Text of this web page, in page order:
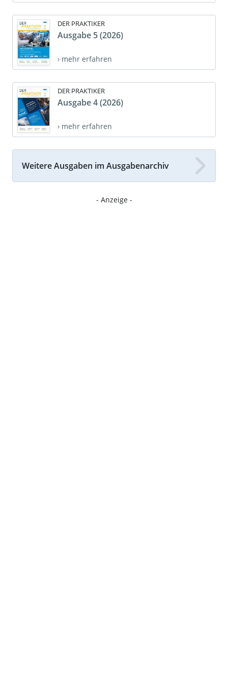
DER PRAKTIKER
Ausgabe 5 (2026)
› mehr erfahren
DER PRAKTIKER
Ausgabe 4 (2026)
› mehr erfahren
Weitere Ausgaben im Ausgabenarchiv
- Anzeige -